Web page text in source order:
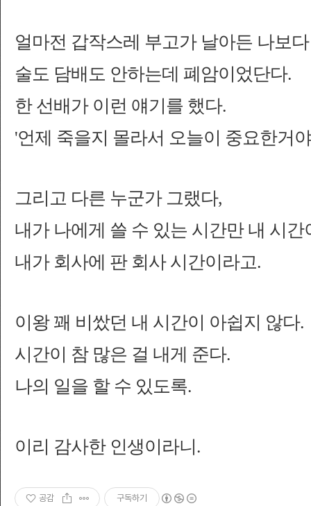
얼마전 갑작스레 부고가 날아든 나보
술도 담배도 안하는데 폐암이었단다.
한 선배가 이런 얘기를 했다.
'언제 죽을지 몰라서 오늘이 중요한거야
그리고 다른 누군가 그랬다,
내가 나에게 쓸 수 있는 시간만 내 시
내가 회사에 판 회사 시간이라고.
이왕 꽤 비쌌던 내 시간이 아쉽지 않다.
시간이 참 많은 걸 내게 준다.
나의 일을 할 수 있도록.
이리 감사한 인생이라니.
공감 구독하기